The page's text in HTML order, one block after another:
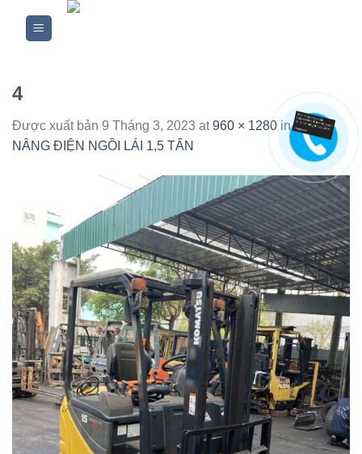
4
Được xuất bản 9 Tháng 3, 2023 at960 × 1280inXE
NÂNG ĐIỆN NGỒI LÁI 1,5 TẤN